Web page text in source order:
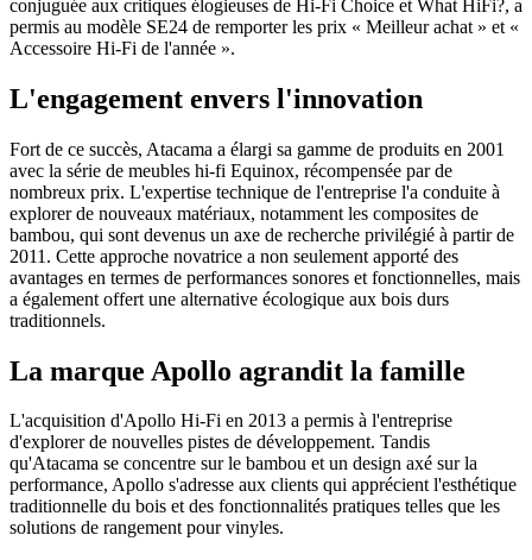
conjuguée aux critiques élogieuses de Hi-Fi Choice et What HiFi?, a
permis au modèle SE24 de remporter les prix « Meilleur achat » et «
Accessoire Hi-Fi de l'année ».
L'engagement envers l'innovation
Fort de ce succès, Atacama a élargi sa gamme de produits en 2001
avec la série de meubles hi-fi Equinox, récompensée par de
nombreux prix. L'expertise technique de l'entreprise l'a conduite à
explorer de nouveaux matériaux, notamment les composites de
bambou, qui sont devenus un axe de recherche privilégié à partir de
2011. Cette approche novatrice a non seulement apporté des
avantages en termes de performances sonores et fonctionnelles, mais
a également offert une alternative écologique aux bois durs
traditionnels.
La marque Apollo agrandit la famille
L'acquisition d'Apollo Hi-Fi en 2013 a permis à l'entreprise
d'explorer de nouvelles pistes de développement. Tandis
qu'Atacama se concentre sur le bambou et un design axé sur la
performance, Apollo s'adresse aux clients qui apprécient l'esthétique
traditionnelle du bois et des fonctionnalités pratiques telles que les
solutions de rangement pour vinyles.